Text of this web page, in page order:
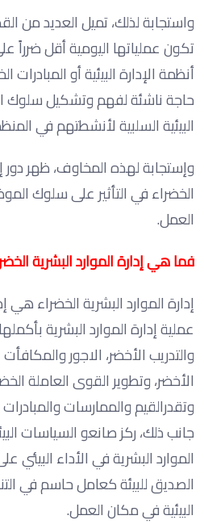
واستجابة لذلك، تميل العديد من
تكون عملياتها اليومية أقل ضرراً
أنظمة الإدارة البيئية أو
حاجة ناشئة لفهم وتشكيل سلوك
البيئية السلبية لأنشطتهم في
وإستجابة لهذه المخاوف، ظهر دور
الخضراء في التأثير على سلوك
العمل.
فما هي إدارة الموارد البشرية
إدارة الموارد البشرية الخضراء هي
عملية إدارة الموارد البشرية
والتدريب الأخضر، الاجور
الأخضر، وتطوير القوى العاملة
وتقدرالقيم والممارسات
جانب ذلك، ركز صانعو السياسات
الموارد البشرية في الأداء
الصديق للبيئة كعامل حاسم في
البيئية في مكان العمل.